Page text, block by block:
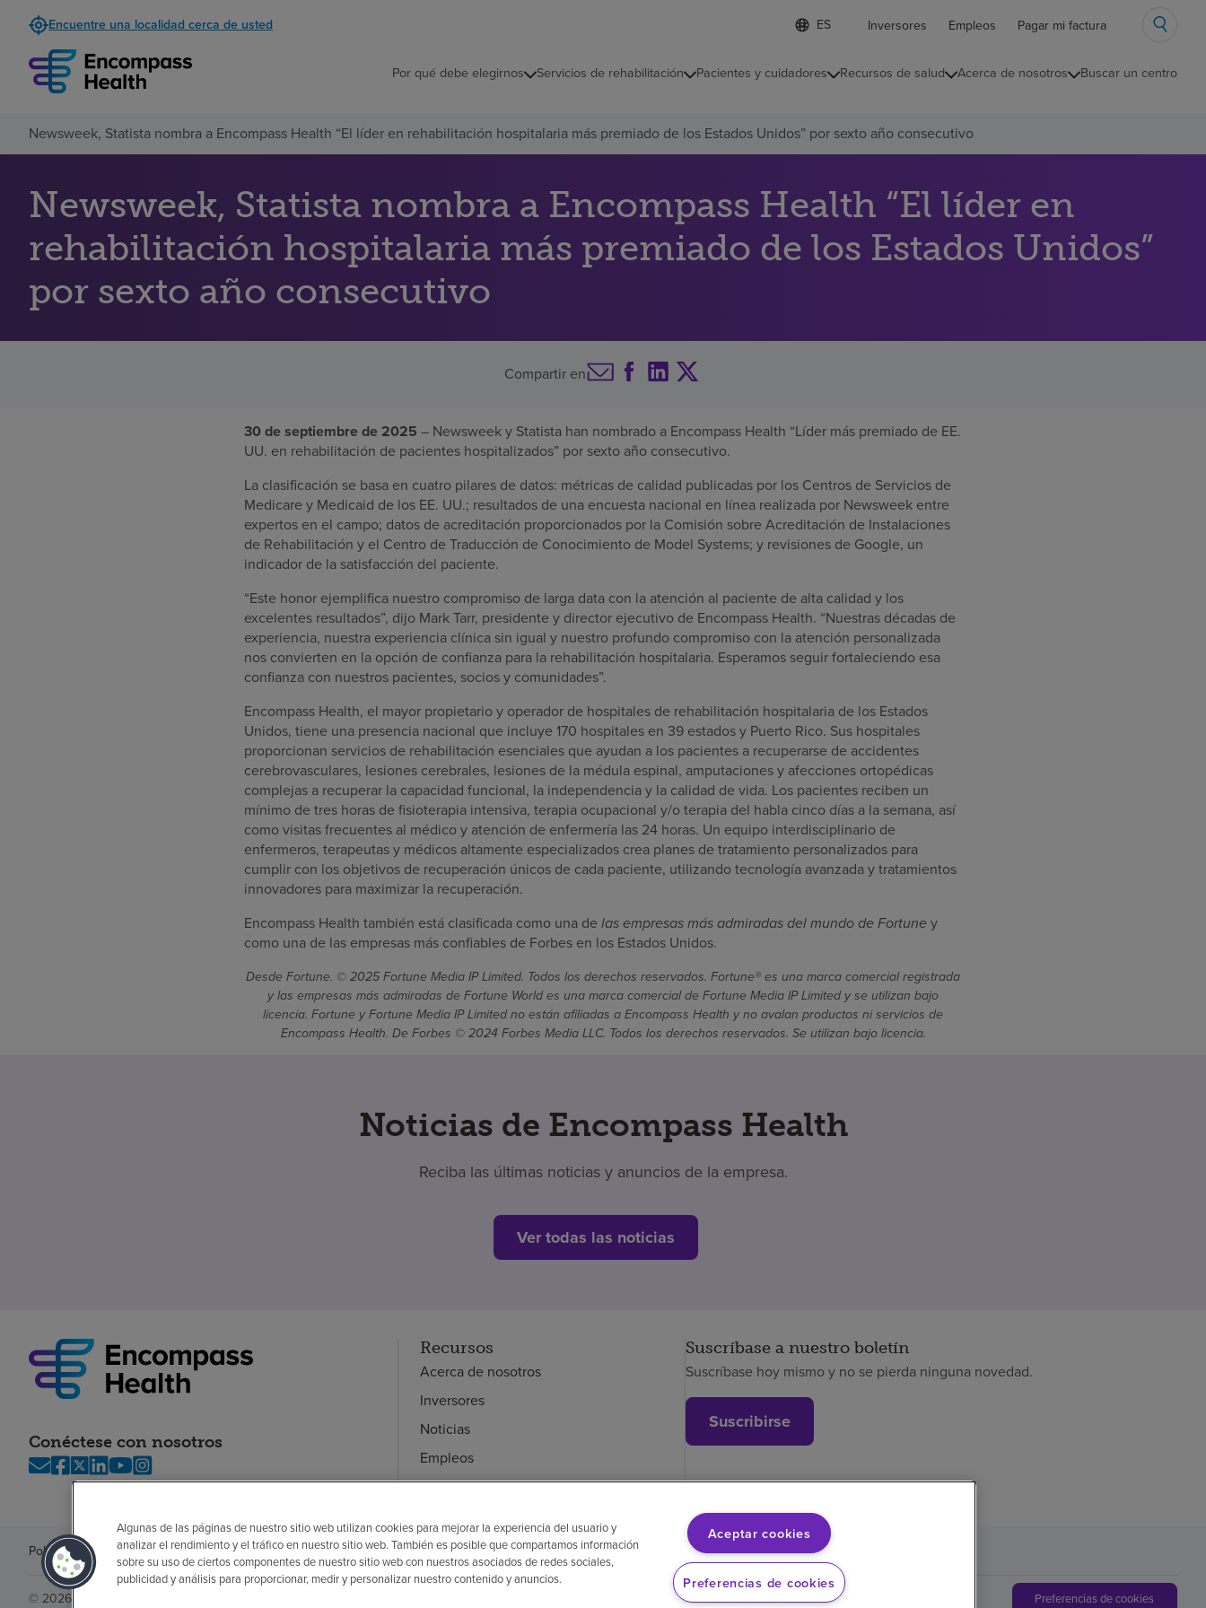
Encuentre una localidad cerca de usted
Lista
de
contraída
d
o
e
l
c
i
o
n
Inversores Empleos Pagar mi factura
Por qué debe elegirnos Servicios de rehabilitación Pacientes y cuidadores Recursos de salud Acerca de nosotros Buscar un centro
Newsweek, Statista nombra a Encompass Health “El líder en rehabilitación hospitalaria más premiado de los Estados Unidos” por sexto año consecutivo
Newsweek, Statista nombra a Encompass Health “El líder en
rehabilitación hospitalaria más premiado de los Estados Unidos”
por sexto año consecutivo
Compartir en
30 de septiembre de 2025 – Newsweek y Statista han nombrado a Encompass Health “Líder más premiado de EE.
UU. en rehabilitación de pacientes hospitalizados” por sexto año consecutivo.
La clasificación se basa en cuatro pilares de datos: métricas de calidad publicadas por los Centros de Servicios de
Medicare y Medicaid de los EE. UU.; resultados de una encuesta nacional en línea realizada por Newsweek entre
expertos en el campo; datos de acreditación proporcionados por la Comisión sobre Acreditación de Instalaciones
de Rehabilitación y el Centro de Traducción de Conocimiento de Model Systems; y revisiones de Google, un
indicador de la satisfacción del paciente.
“Este honor ejemplifica nuestro compromiso de larga data con la atención al paciente de alta calidad y los
excelentes resultados”, dijo Mark Tarr, presidente y director ejecutivo de Encompass Health. “Nuestras décadas de
experiencia, nuestra experiencia clínica sin igual y nuestro profundo compromiso con la atención personalizada
nos convierten en la opción de confianza para la rehabilitación hospitalaria. Esperamos seguir fortaleciendo esa
confianza con nuestros pacientes, socios y comunidades”.
Encompass Health, el mayor propietario y operador de hospitales de rehabilitación hospitalaria de los Estados
Unidos, tiene una presencia nacional que incluye 170 hospitales en 39 estados y Puerto Rico. Sus hospitales
proporcionan servicios de rehabilitación esenciales que ayudan a los pacientes a recuperarse de accidentes
cerebrovasculares, lesiones cerebrales, lesiones de la médula espinal, amputaciones y afecciones ortopédicas
complejas a recuperar la capacidad funcional, la independencia y la calidad de vida. Los pacientes reciben un
mínimo de tres horas de fisioterapia intensiva, terapia ocupacional y/o terapia del habla cinco días a la semana, así
como visitas frecuentes al médico y atención de enfermería las 24 horas. Un equipo interdisciplinario de
enfermeros, terapeutas y médicos altamente especializados crea planes de tratamiento personalizados para
cumplir con los objetivos de recuperación únicos de cada paciente, utilizando tecnología avanzada y tratamientos
innovadores para maximizar la recuperación.
Encompass Health también está clasificada como una de las empresas más admiradas del mundo de Fortune y
como una de las empresas más confiables de Forbes en los Estados Unidos.
Desde Fortune. © 2025 Fortune Media IP Limited. Todos los derechos reservados. Fortune® es una marca comercial registrada
y las empresas más admiradas de Fortune World es una marca comercial de Fortune Media IP Limited y se utilizan bajo
licencia. Fortune y Fortune Media IP Limited no están afiliadas a Encompass Health y no avalan productos ni servicios de
Encompass Health. De Forbes © 2024 Forbes Media LLC. Todos los derechos reservados. Se utilizan bajo licencia.
Noticias de Encompass Health
Reciba las últimas noticias y anuncios de la empresa.
Ver todas las noticias
Conéctese con nosotros
Recursos
Acerca de nosotros
Inversores
Noticias
Empleos
Empleados
Suscríbase a nuestro boletín
Suscríbase hoy mismo y no se pierda ninguna novedad.
Suscribirse
Política de privacidadLegalSin sorpresas AccesibilidadSi no habla inglésAviso de no discriminaciónCumplimiento de los proveedores
© 2026 Encompass Health Corporation Preferencias de cookies
Algunas de las páginas de nuestro sitio web utilizan cookies para mejorar la experiencia del usuario y
analizar el rendimiento y el tráfico en nuestro sitio web. También es posible que compartamos información
sobre su uso de ciertos componentes de nuestro sitio web con nuestros asociados de redes sociales,
publicidad y análisis para proporcionar, medir y personalizar nuestro contenido y anuncios.
Aceptar cookies
Preferencias de cookies